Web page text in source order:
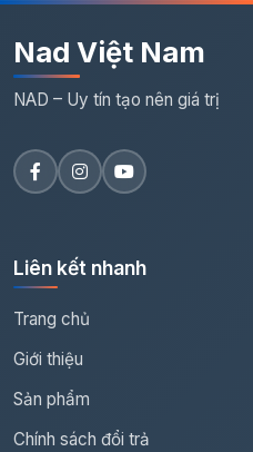
Nad Việt Nam
NAD – Uy tín tạo nên giá trị
Liên kết nhanh
Trang chủ
Giới thiệu
Sản phẩm
Chính sách đổi trả